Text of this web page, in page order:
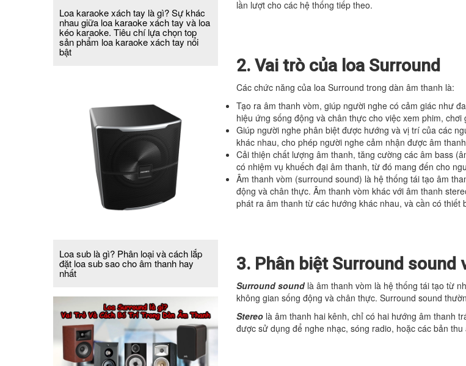
Loa karaoke xách tay là gì? Sự khác
nhau giữa loa karaoke xách tay và loa
kéo karaoke. Tiêu chí lựa chọn top
sản phẩm loa karaoke xách tay nổi
bật
Loa sub là gì? Phân loại và cách lắp
đặt loa sub sao cho âm thanh hay
nhất
lần lượt cho các hệ thống tiếp theo.
2. Vai trò của loa Surround
Các chức năng của loa Surround trong dàn âm thanh là:
Tạo ra âm thanh vòm, giúp người nghe có cảm giác như
hiệu ứng sống động và chân thực cho việc xem phim,
Giúp người nghe phân biệt được hướng và vị trí của các
khác nhau, cho phép người nghe cảm nhận được âm
Cải thiện chất lượng âm thanh, tăng cường các âm bass
có nhiệm vụ khuếch đại âm thanh, từ đó mang đến cho
Âm thanh vòm (surround sound) là hệ thống tái tạo âm
động và chân thực. Âm thanh vòm khác với âm thanh
phát ra âm thanh từ các hướng khác nhau, và cần có
3. Phân biệt Surround sound
Surround sound là âm thanh vòm là hệ thống tái tạo từ
không gian sống động và chân thực. Surround sound
Stereo là âm thanh hai kênh, chỉ có hai hướng âm thanh
được sử dụng để nghe nhạc, sóng radio, hoặc các bản thu